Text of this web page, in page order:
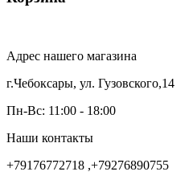
Адрес нашего магазина
г.Чебоксары, ул. Гузовского,14
Пн-Вс: 11:00 - 18:00
Наши контакты
+79176772718 ,+79276890755